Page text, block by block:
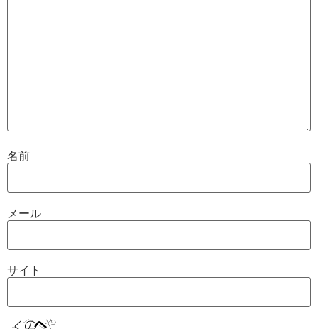
名前
メール
サイト